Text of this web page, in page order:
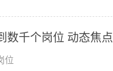
数千个岗位 动态焦点
位